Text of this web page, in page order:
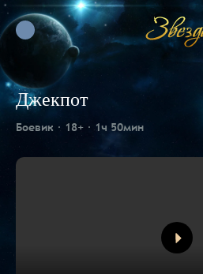
Джекпот
Боевик 18+ 1ч 50мин